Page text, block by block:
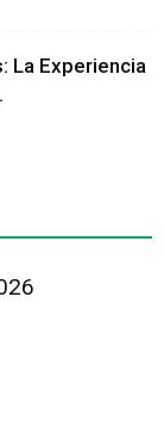
La Experiencia